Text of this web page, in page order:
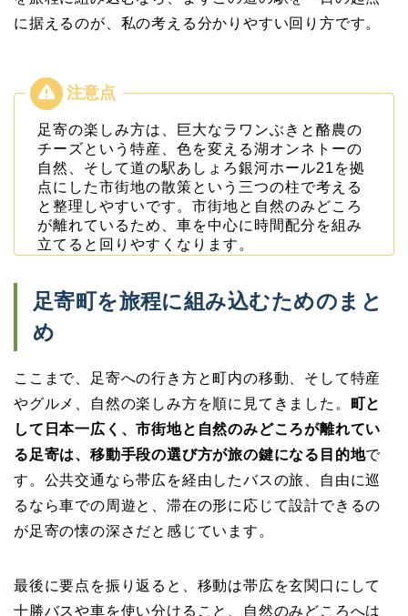
に据えるのが、私の考える分かりやすい回り方です。
足寄の楽しみ方は、巨大なラワンぶきと酪農の
チーズという特産、色を変える湖オンネトーの
自然、そして道の駅あしょろ銀河ホール21を拠
点にした市街地の散策という三つの柱で考える
と整理しやすいです。市街地と自然のみどころ
が離れているため、車を中心に時間配分を組み
立てると回りやすくなります。
足寄町を旅程に組み込むためのまと
め
ここまで、足寄への行き方と町内の移動、そして特産
やグルメ、自然の楽しみ方を順に見てきました。 町と
して日本一広く、市街地と自然のみどころが離れてい
る足寄は、移動手段の選び方が旅の鍵になる目的地で
す。公共交通なら帯広を経由したバスの旅、自由に巡
るなら車での周遊と、滞在の形に応じて設計できるの
が足寄の懐の深さだと感じています。
最後に要点を振り返ると、移動は帯広を玄関口にして
十勝バスや車を使い分けること、自然のみどころへは